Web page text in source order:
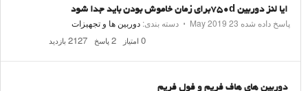
ایا لنز دوربین ۷۵۰dبرای زمان خاموش بودن باید جدا شود
پاسخ داده شده 23 May 2019
⋅ دسته بندی: دوربین ها و تجهیزات
2127 بازدید 2 پاسخ 0 امتیاز
دوربین های هاف فریم و فول فریم